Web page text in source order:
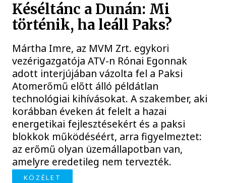
Késéltánc a Dunán: Mi
történik, ha leáll Paks?
Mártha Imre, az MVM Zrt. egykori
vezérigazgatója ATV-n Rónai Egonnak
adott interjújában vázolta fel a Paksi
Atomerőmű előtt álló példátlan
technológiai kihívásokat. A szakember, aki
korábban éveken át felelt a hazai
energetikai fejlesztésekért és a paksi
blokkok működéséért, arra figyelmeztet:
az erőmű olyan üzemállapotban van,
amelyre eredetileg nem tervezték.
KÖZÉLET